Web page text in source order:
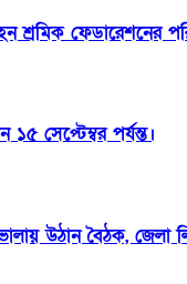
শ্রমিক ফেডারেশনের
সেপ্টেম্বর পর্যন্ত।
উঠান বৈঠক, জেলা